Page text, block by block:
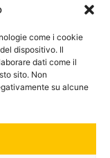
come i cookie
dispositivo. Il
dati come il
sito. Non
su alcune